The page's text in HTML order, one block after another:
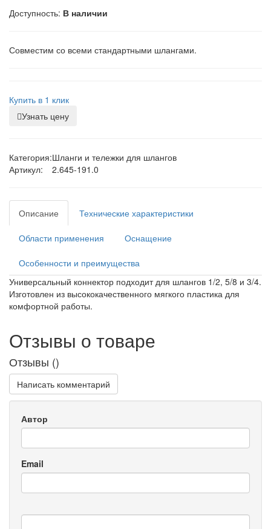
Доступность: В наличии
Совместим со всеми стандартными шлангами.
Купить в 1 клик
Узнать цену
Категория:Шланги и тележки для шлангов
Артикул:
2.645-191.0
Описание Технические характеристики
Области применения Оснащение
Особенности и преимущества
Универсальный коннектор подходит для шлангов 1/2, 5/8 и 3/4.
Изготовлен из высококачественного мягкого пластика для
комфортной работы.
Отзывы о товаре
Отзывы ()
Написать комментарий
Автор
Email